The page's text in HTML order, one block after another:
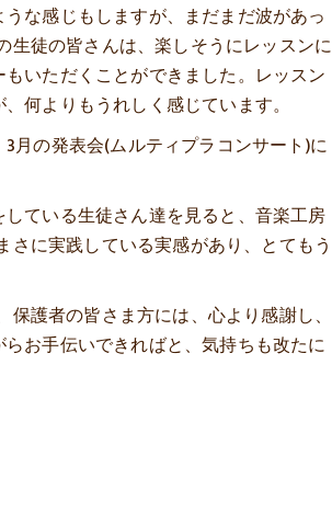
な感じもしますが、まだまだ波があっ
生徒の皆さんは、楽しそうにレッスンに
いただくことができました。レッスン
何よりもうれしく感じています。
月の発表会(ムルティプラコンサート)に
ている生徒さん達を見ると、音楽工房
さに実践している実感があり、とてもう
護者の皆さま方には、心より感謝し、
お手伝いできればと、気持ちも改たに